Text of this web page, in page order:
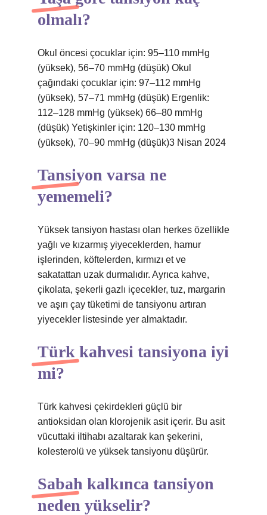
olmalı?
Okul öncesi çocuklar için: 95–110 mmHg
(yüksek), 56–70 mmHg (düşük) Okul
çağındaki çocuklar için: 97–112 mmHg
(yüksek), 57–71 mmHg (düşük) Ergenlik:
112–128 mmHg (yüksek) 66–80 mmHg
(düşük) Yetişkinler için: 120–130 mmHg
(yüksek), 70–90 mmHg (düşük)3 Nisan 2024
Tansiyon varsa ne
yememeli?
Yüksek tansiyon hastası olan herkes özellikle
yağlı ve kızarmış yiyeceklerden, hamur
işlerinden, köftelerden, kırmızı et ve
sakatattan uzak durmalıdır. Ayrıca kahve,
çikolata, şekerli gazlı içecekler, tuz, margarin
ve aşırı çay tüketimi de tansiyonu artıran
yiyecekler listesinde yer almaktadır.
Türk kahvesi tansiyona iyi
mi?
Türk kahvesi çekirdekleri güçlü bir
antioksidan olan klorojenik asit içerir. Bu asit
vücuttaki iltihabı azaltarak kan şekerini,
kolesterolü ve yüksek tansiyonu düşürür.
Sabah kalkınca tansiyon
neden yükselir?